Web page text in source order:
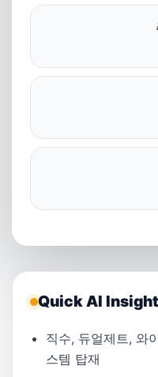
Quick AI
직수, 듀얼제트, 와
스템 탑재